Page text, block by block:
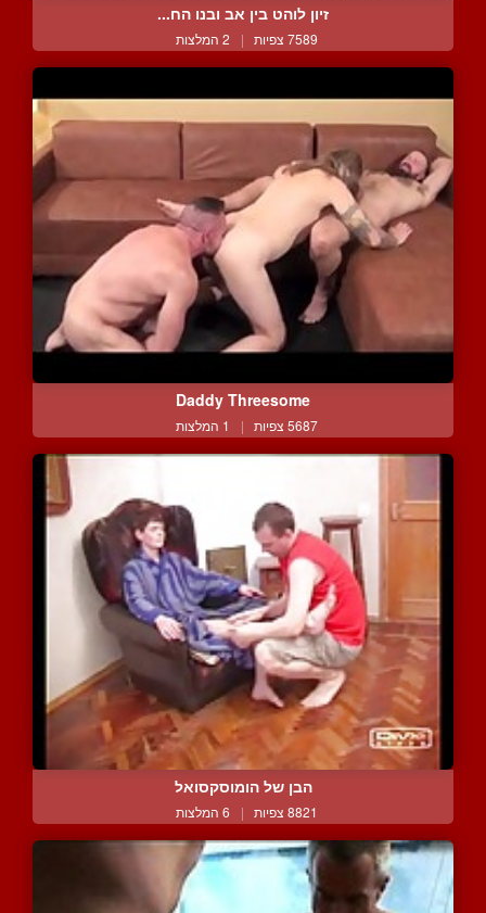
זיון לוהט בין אב ובנו הח...
7589 צפיות | 2 המלצות
Daddy Threesome
5687 צפיות | 1 המלצות
הבן של הומוסקסואל
8821 צפיות | 6 המלצות